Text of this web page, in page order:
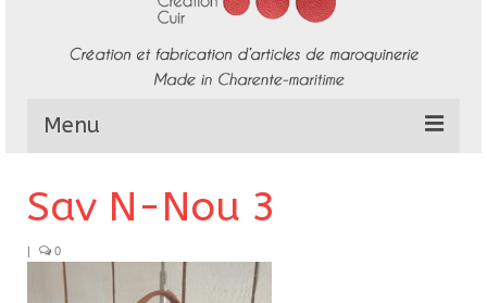
Menu
Commandes particulières
Sav N-Nou 3
| 0